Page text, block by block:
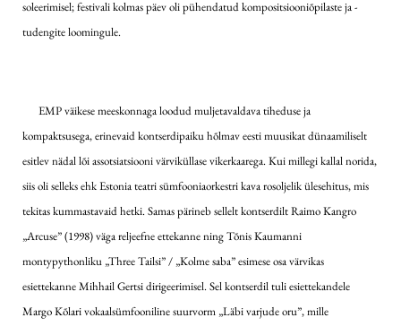
soleerimisel; festivali kolmas päev oli pühendatud kompositsiooniõpilaste ja -
tudengite loomingule.
EMP väikese meeskonnaga loodud muljetavaldava tiheduse ja
kompaktsusega, erinevaid kontserdipaiku hõlmav eesti muusikat dünaamiliselt
esitlev nädal lõi assotsiatsiooni värviküllase vikerkaarega. Kui millegi kallal norida,
siis oli selleks ehk Estonia teatri sümfooniaorkestri kava rosoljelik ülesehitus, mis
tekitas kummastavaid hetki. Samas pärineb sellelt kontserdilt Raimo Kangro
„Arcuse” (1998) väga reljeefne ettekanne ning Tõnis Kaumanni
montypythonliku „Three Tailsi” / „Kolme saba” esimese osa värvikas
esiettekanne Mihhail Gertsi dirigeerimisel. Sel kontserdil tuli esiettekandele
Margo Kõlari vokaalsümfooniline suurvorm „Läbi varjude oru”, mille